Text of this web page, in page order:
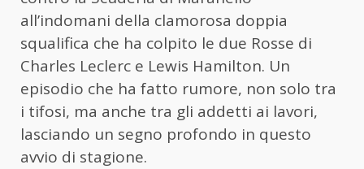
all’indomani della clamorosa doppia
squalifica che ha colpito le due Rosse di
Charles Leclerc e Lewis Hamilton. Un
episodio che ha fatto rumore, non solo tra
i tifosi, ma anche tra gli addetti ai lavori,
lasciando un segno profondo in questo
avvio di stagione.